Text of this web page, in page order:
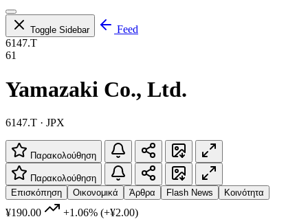
Toggle Sidebar
Feed
6147.T
61
Yamazaki Co., Ltd.
6147.T · JPX
Παρακολούθηση
Παρακολούθηση
Επισκόπηση
Οικονομικά Άρθρα Flash News Κοινότητα
¥190.00 +1.06% (+¥2.00)